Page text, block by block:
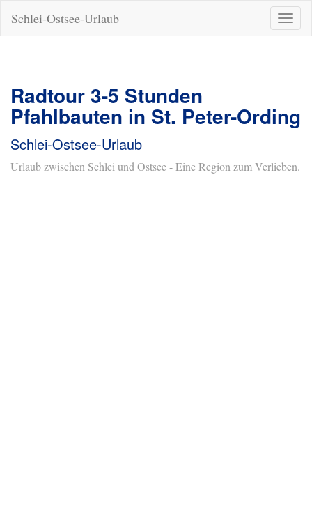
ein-/
Schlei-Ostsee-Urlaub
Radtour 3-5 Stunden
Pfahlbauten in St. Peter-Ording
Schlei-Ostsee-Urlaub
Urlaub zwischen Schlei und Ostsee - Eine Region zum Verlieben.